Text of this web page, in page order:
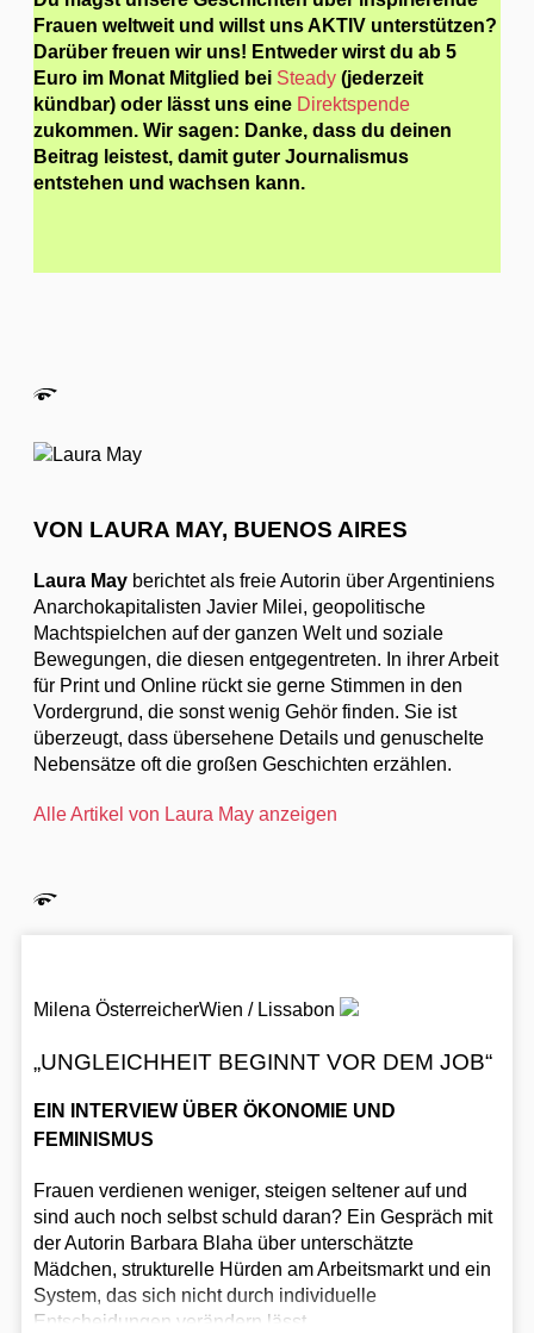
Frauen weltweit und willst uns AKTIV unterstützen?
Darüber freuen wir uns! Entweder wirst du ab 5
Euro im Monat Mitglied bei Steady (jederzeit
kündbar) oder lässt uns eine Direktspende
zukommen. Wir sagen: Danke, dass du deinen
Beitrag leistest, damit guter Journalismus
entstehen und wachsen kann.
VON LAURA MAY, BUENOS AIRES
Laura May berichtet als freie Autorin über Argentiniens
Anarchokapitalisten Javier Milei, geopolitische
Machtspielchen auf der ganzen Welt und soziale
Bewegungen, die diesen entgegentreten. In ihrer Arbeit
für Print und Online rückt sie gerne Stimmen in den
Vordergrund, die sonst wenig Gehör finden. Sie ist
überzeugt, dass übersehene Details und genuschelte
Nebensätze oft die großen Geschichten erzählen.
Alle Artikel von Laura May anzeigen
Milena ÖsterreicherWien / Lissabon
„UNGLEICHHEIT BEGINNT VOR DEM JOB“
EIN INTERVIEW ÜBER ÖKONOMIE UND
FEMINISMUS
Frauen verdienen weniger, steigen seltener auf und
sind auch noch selbst schuld daran? Ein Gespräch mit
der Autorin Barbara Blaha über unterschätzte
Mädchen, strukturelle Hürden am Arbeitsmarkt und ein
System, das sich nicht durch individuelle
Entscheidungen verändern lässt.